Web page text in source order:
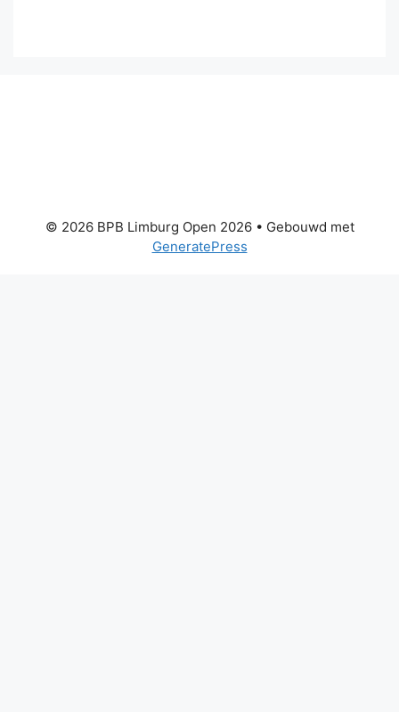
© 2026 BPB Limburg Open 2026• Gebouwd met
GeneratePress